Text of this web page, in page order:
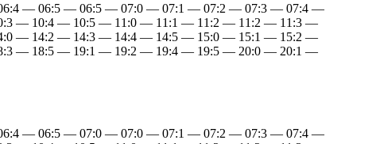
— 06:5 — 06:5 — 07:0 — 07:1 — 07:2 — 07:3 — 07:4 —
— 10:4 — 10:5 — 11:0 — 11:1 — 11:2 — 11:2 — 11:3 —
— 14:2 — 14:3 — 14:4 — 14:5 — 15:0 — 15:1 — 15:2 —
— 18:5 — 19:1 — 19:2 — 19:4 — 19:5 — 20:0 — 20:1 —
— 06:5 — 07:0 — 07:0 — 07:1 — 07:2 — 07:3 — 07:4 —